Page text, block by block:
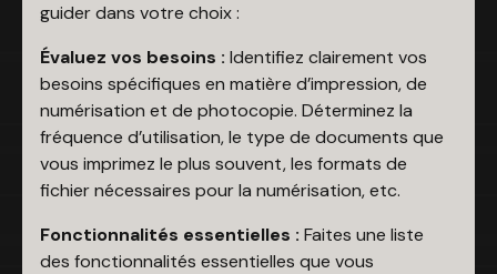
guider dans votre choix :
Évaluez vos besoins : Identifiez clairement vos
besoins spécifiques en matière d’impression, de
numérisation et de photocopie. Déterminez la
fréquence d’utilisation, le type de documents que
vous imprimez le plus souvent, les formats de
fichier nécessaires pour la numérisation, etc.
Fonctionnalités essentielles : Faites une liste
des fonctionnalités essentielles que vous